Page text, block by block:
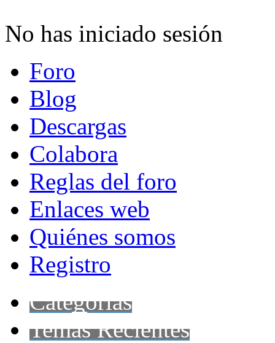
No has iniciado sesión
Foro
Blog
Descargas
Colabora
Reglas del foro
Enlaces web
Quiénes somos
Registro
Categorías
Temas Recientes